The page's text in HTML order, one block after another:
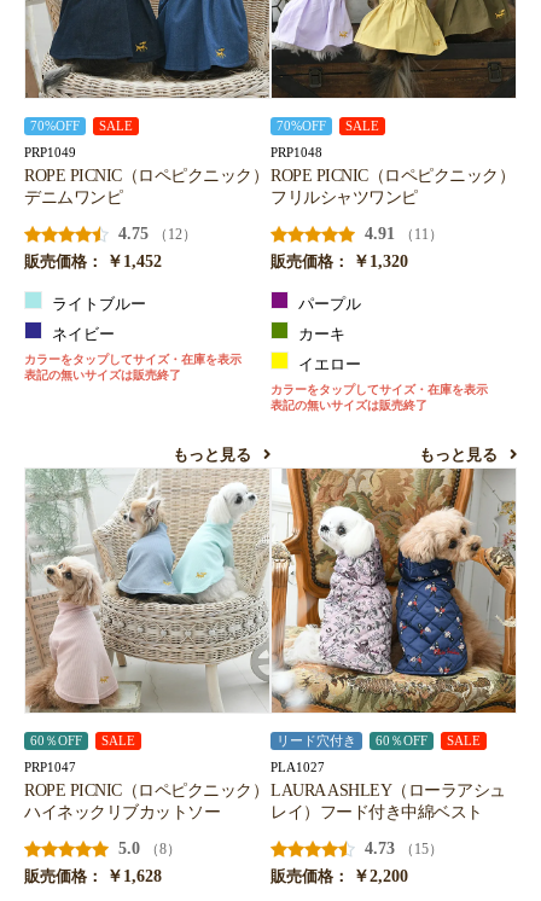
70%OFF SALE
PRP1049
ROPE PICNIC（ロペピクニック）
デニムワンピ
4.75
（12）
販売価格：
￥1,452
ライトブルー
ネイビー
カラーをタップしてサイズ・在庫を表示
表記の無いサイズは販売終了
もっと見る
70%OFF SALE
PRP1048
ROPE PICNIC（ロペピクニック）
フリルシャツワンピ
4.91
（11）
販売価格：
￥1,320
パープル
カーキ
イエロー
カラーをタップしてサイズ・在庫を表示
表記の無いサイズは販売終了
もっと見る
60％OFF SALE
PRP1047
ROPE PICNIC（ロペピクニック）
ハイネックリブカットソー
5.0
（8）
販売価格：
￥1,628
リード穴付き 60％OFF SALE
PLA1027
LAURA ASHLEY（ローラアシュ
レイ）フード付き中綿ベスト
4.73
（15）
販売価格：
￥2,200